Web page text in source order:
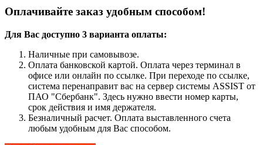
Оплачивайте заказ удобным способом!
Для Вас доступно 3 варианта оплаты:
Наличные при самовывозе.
Оплата банковской картой. Оплата через терминал в
офисе или онлайн по ссылке. При переходе по ссылке,
система перенаправит вас на сервер системы ASSIST от
ПАО "Сбербанк". Здесь нужно ввести номер карты,
срок действия и имя держателя.
Безналичный расчет. Оплата выставленного счета
любым удобным для Вас способом.